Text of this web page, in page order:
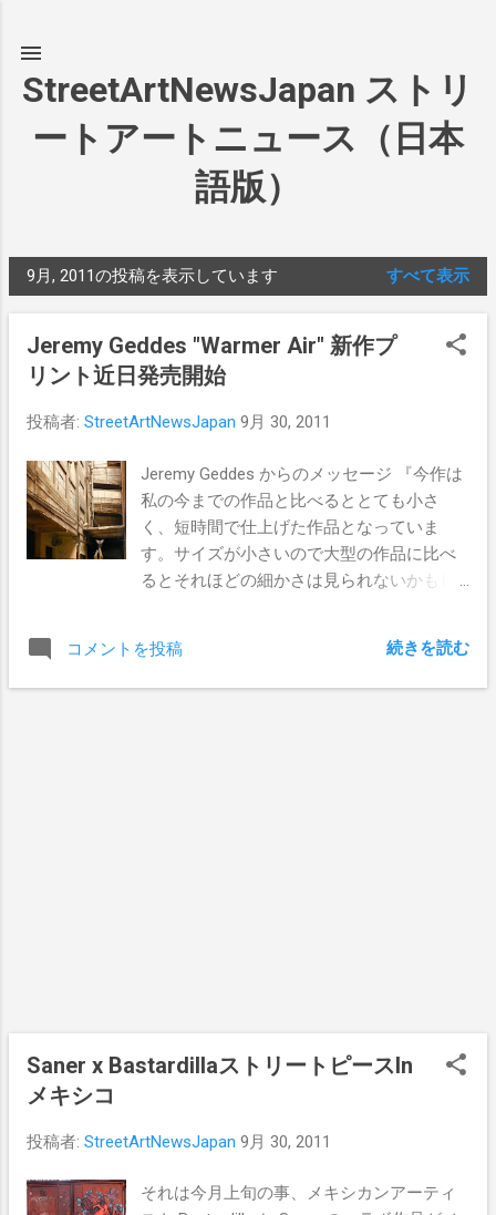
StreetArtNewsJapan ストリ
ートアートニュース（日本
語版）
投
9月, 2011の投稿を表示しています すべて表示
Jeremy Geddes "Warmer Air" 新作プ
リント近日発売開始
投稿者: StreetArtNewsJapan 9月 30, 2011
Jeremy Geddes からのメッセージ 『今作は
私の今までの作品と比べるととても小さ
く、短時間で仕上げた作品となっていま
す。サイズが小さいので大型の作品に比べ
るとそれほどの細かさは見られないかもし
っています。私の宇宙飛行士作品はこれで
最後になると思います。将来的にはこのテ
コメントを投稿 続きを読む
Saner x BastardillaストリートピースIn
メキシコ
投稿者: StreetArtNewsJapan 9月 30, 2011
それは今月上旬の事、メキシカンアーティ